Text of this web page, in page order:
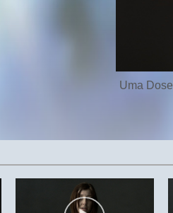
Uma Dose